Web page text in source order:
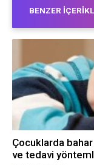
BENZER
Çocuklarda
ve tedavi